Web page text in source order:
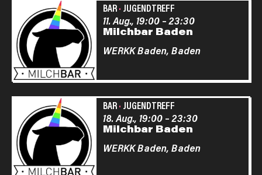
BAR· JUGENDTREFF
Milchbar Baden
11. Aug., 19:00–23:30
WERKK Baden, Baden
BAR· JUGENDTREFF
Milchbar Baden
18. Aug., 19:00–23:30
WERKK Baden, Baden